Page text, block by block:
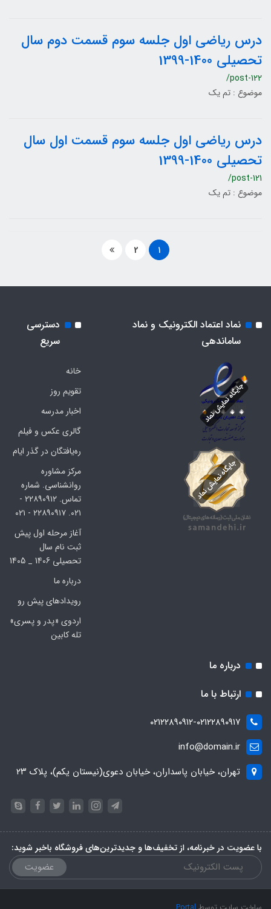
درس ریاضی اول جلسه سوم قسمت دوم سال
تحصیلی 1400-1399
/post-122
موضوع : تم یک
درس ریاضی اول جلسه سوم قسمت اول سال
تحصیلی 1400-1399
/post-121
موضوع : تم یک
1
2
نماد اعتماد الکترونیک و نماد
ساماندهی
دسترسی
سریع
خانه
تقویم روز
اخبار مدرسه
گالری عکس و فیلم
ره‌یافتگان در گذر ایام
مرکز مشاوره
روانشناسی. شماره
تماس. ۲۲۸۹۰۹۱۲ -
۰۲۱. ۲۲۸۹۰۹۱۷ - ۰۲۱
آغاز مرحله اول پیش
ثبت نام سال
تحصیلی 1406 _ 1405
درباره ما
رویدادهای پیش رو
اردوی «پدر و پسری»
تله کابین
درباره ما
ارتباط با ما
۰۲۱۲۲۸۹۰۹۱۲-۰۲۱۲۲۸۹۰۹۱۷
info@domain.ir
تهران، خیابان پاسداران، خیابان دعوی(نیستان یکم)، پلاک ۲۳
با عضویت در خبرنامه، از تخفیف‌ها و جدیدترین‌های فروشگاه باخبر شوید:
عضویت